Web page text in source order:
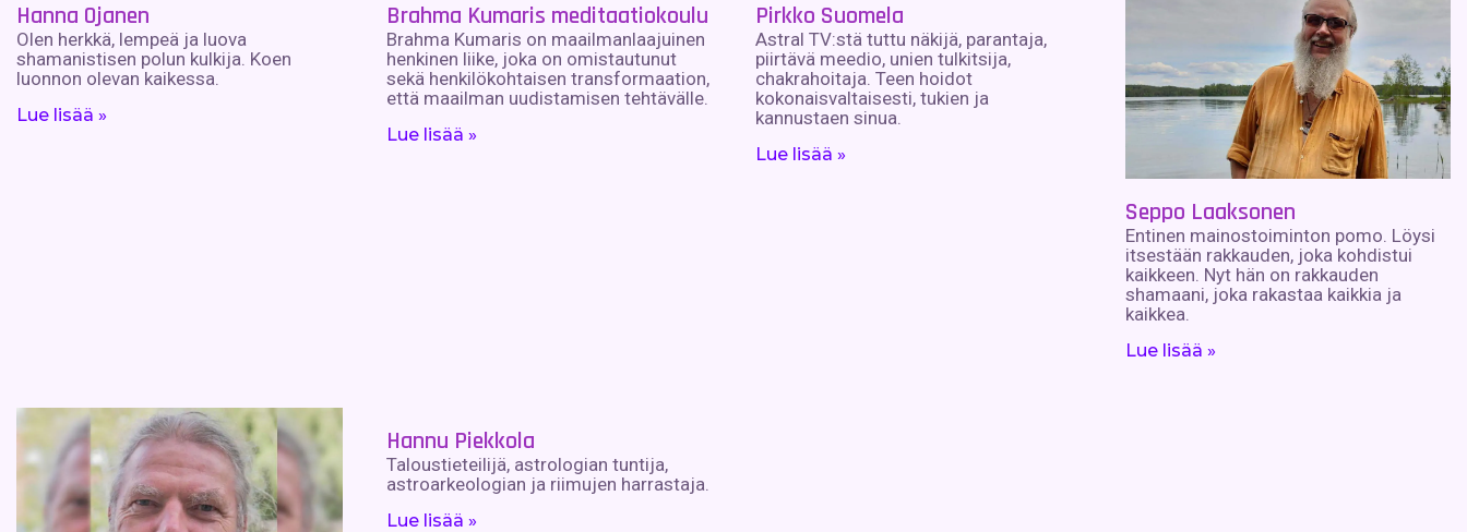
Hanna Ojanen
Olen herkkä, lempeä ja luova
shamanistisen polun kulkija. Koen
luonnon olevan kaikessa.
Lue lisää »
Brahma Kumaris meditaatiokoulu
Brahma Kumaris on maailmanlaajuinen
henkinen liike, joka on omistautunut
sekä henkilökohtaisen transformaation,
että maailman uudistamisen tehtävälle.
Lue lisää »
Pirkko Suomela
Astral TV:stä tuttu näkijä, parantaja,
piirtävä meedio, unien tulkitsija,
chakrahoitaja. Teen hoidot
kokonaisvaltaisesti, tukien ja
kannustaen sinua.
Lue lisää »
Seppo Laaksonen
Entinen mainostoiminton pomo. Löysi
itsestään rakkauden, joka kohdistui
kaikkeen. Nyt hän on rakkauden
shamaani, joka rakastaa kaikkia ja
kaikkea.
Lue lisää »
Hannu Piekkola
Taloustieteilijä, astrologian tuntija,
astroarkeologian ja riimujen harrastaja.
Lue lisää »